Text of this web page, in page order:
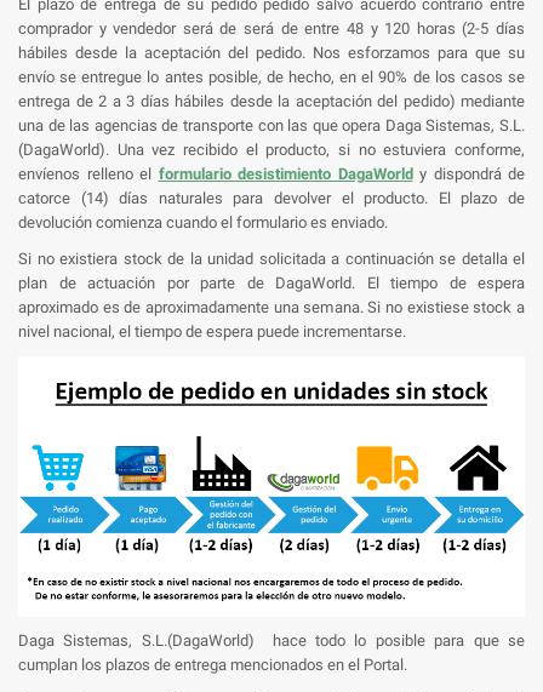
El plazo de entrega de su pedido pedido salvo acuerdo contrario entre
comprador y vendedor será de será de entre 48 y 120 horas (2-5 días
hábiles desde la aceptación del pedido. Nos esforzamos para que su
envío se entregue lo antes posible, de hecho, en el 90% de los casos se
entrega de 2 a 3 días hábiles desde la aceptación del pedido) mediante
una de las agencias de transporte con las que opera Daga Sistemas, S.L.
(DagaWorld). Una vez recibido el producto, si no estuviera conforme,
envíenos relleno el formulario desistimiento DagaWorldy dispondrá de
catorce (14) días naturales para devolver el producto. El plazo de
devolución comienza cuando el formulario es enviado.
Si no existiera stock de la unidad solicitada a continuación se detalla el
plan de actuación por parte de DagaWorld. El tiempo de espera
aproximado es de aproximadamente una semana. Si no existiese stock a
nivel nacional, el tiempo de espera puede incrementarse.
Daga Sistemas, S.L.(DagaWorld) hace todo lo posible para que se
cumplan los plazos de entrega mencionados en el Portal.